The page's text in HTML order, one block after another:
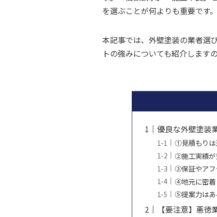
を選ぶことが何よりも重要です。
本記事では、外壁塗装の業者選
トの強みについても紹介します
優良な外壁塗装
①見積もりは
②施工実績が
③保証やアフ
④地元に密着
⑤提案力はあ
【要注意】悪